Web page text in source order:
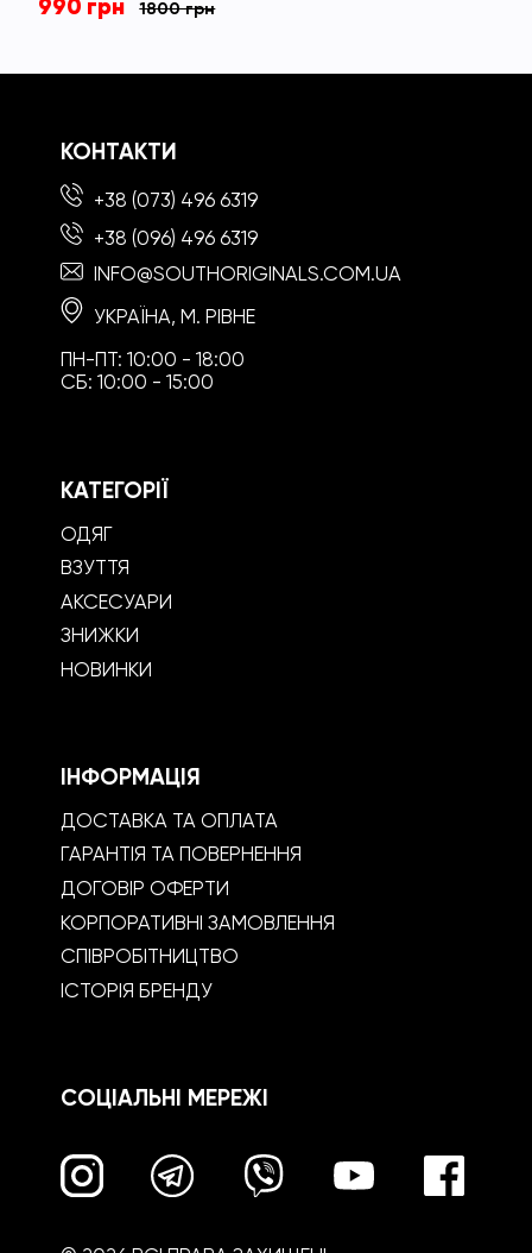
990 грн 1800 грн
КОНТАКТИ
+38 (073) 496 6319
+38 (096) 496 6319
INFO@SOUTHORIGINALS.COM.UA
УКРАЇНА, М. РІВНЕ
ПН-ПТ: 10:00 - 18:00
СБ: 10:00 - 15:00
КАТЕГОРІЇ
ОДЯГ
ВЗУТТЯ
АКСЕСУАРИ
ЗНИЖКИ
НОВИНКИ
ІНФОРМАЦІЯ
ДОСТАВКА ТА ОПЛАТА
ГАРАНТІЯ ТА ПОВЕРНЕННЯ
ДОГОВІР ОФЕРТИ
КОРПОРАТИВНІ ЗАМОВЛЕННЯ
СПІВРОБІТНИЦТВО
ІСТОРІЯ БРЕНДУ
СОЦІАЛЬНІ МЕРЕЖІ